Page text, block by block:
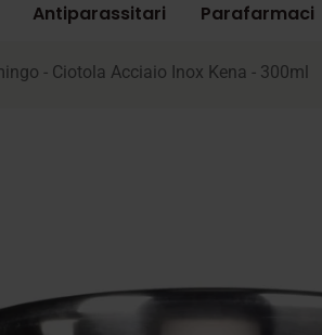
Antiparassitari Parafarmaci
- Ciotola Acciaio Inox Kena - 300ml